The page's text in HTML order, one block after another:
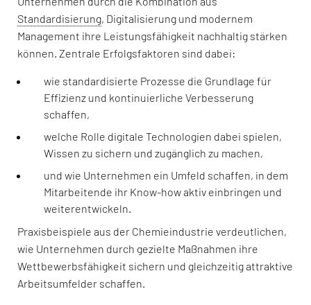
Standardisierung, Digitalisierung und modernem
Management ihre Leistungsfähigkeit nachhaltig stärken
können. Zentrale Erfolgsfaktoren sind dabei:
wie standardisierte Prozesse die Grundlage für
Effizienz und kontinuierliche Verbesserung
schaffen,
welche Rolle digitale Technologien dabei spielen,
Wissen zu sichern und zugänglich zu machen,
und wie Unternehmen ein Umfeld schaffen, in dem
Mitarbeitende ihr Know-how aktiv einbringen und
weiterentwickeln.
Praxisbeispiele aus der Chemieindustrie verdeutlichen,
wie Unternehmen durch gezielte Maßnahmen ihre
Wettbewerbsfähigkeit sichern und gleichzeitig attraktive
Arbeitsumfelder schaffen.